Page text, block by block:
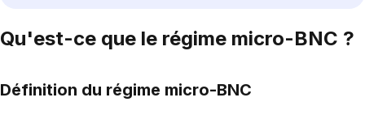
Qu'est-ce que le régime micro-BNC ?
Définition du régime micro-BNC